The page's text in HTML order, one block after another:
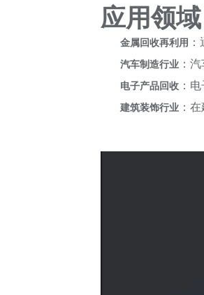
应用领域
金属回收再利用
汽车制造行业 ：
电子产品回收 ：
建筑装饰行业 ：